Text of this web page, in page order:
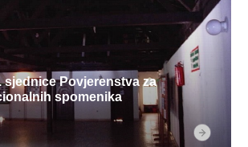
sjednice Povjerenstva za
spomenika